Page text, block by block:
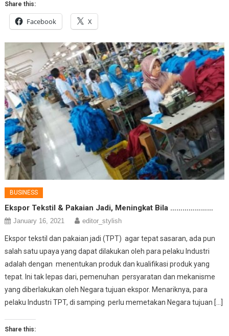
Share this:
Facebook X
BUSINESS
Ekspor Tekstil & Pakaian Jadi, Meningkat Bila …………………
January 16, 2021 editor_stylish
Ekspor tekstil dan pakaian jadi (TPT) agar tepat sasaran, ada pun
salah satu upaya yang dapat dilakukan oleh para pelaku Industri
adalah dengan menentukan produk dan kualifikasi produk yang
tepat. Ini tak lepas dari, pemenuhan persyaratan dan mekanisme
yang diberlakukan oleh Negara tujuan ekspor. Menariknya, para
pelaku Industri TPT, di samping perlu memetakan Negara tujuan […]
Share this: